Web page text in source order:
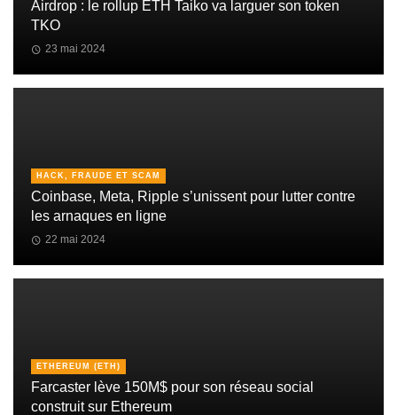
Airdrop : le rollup ETH Taiko va larguer son token
TKO
23 mai 2024
HACK, FRAUDE ET SCAM
Coinbase, Meta, Ripple s’unissent pour lutter contre
les arnaques en ligne
22 mai 2024
ETHEREUM (ETH)
Farcaster lève 150M$ pour son réseau social
construit sur Ethereum